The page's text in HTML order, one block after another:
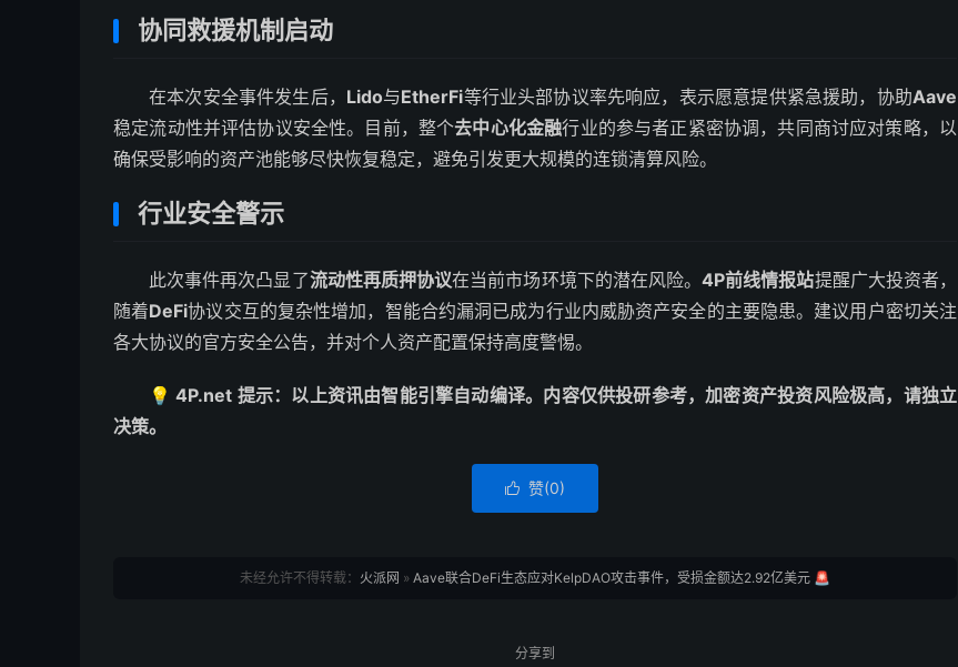
协同救援机制启动
在本次安全事件发生后， Lido与EtherFi等行业头部协议率先响应，表示愿意提供紧急援助，协助Aave
稳定流动性并评估协议安全性。目前，整个去中心化金融行业的参与者正紧密协调，共同商讨应对策略，以
确保受影响的资产池能够尽快恢复稳定，避免引发更大规模的连锁清算风险。
行业安全警示
此次事件再次凸显了流动性再质押协议在当前市场环境下的潜在风险。4P前线情报站提醒广大投资者，
随着DeFi协议交互的复杂性增加，智能合约漏洞已成为行业内威胁资产安全的主要隐患。建议用户密切关注
各大协议的官方安全公告，并对个人资产配置保持高度警惕。
💡 4P.net 提示：以上资讯由智能引擎自动编译。内容仅供投研参考，加密资产投资风险极高，请独立
决策。
 赞(0)
未经允许不得转载： 火派网 » Aave联合DeFi生态应对KelpDAO攻击事件，受损金额达2.92亿美元 🚨
分享到